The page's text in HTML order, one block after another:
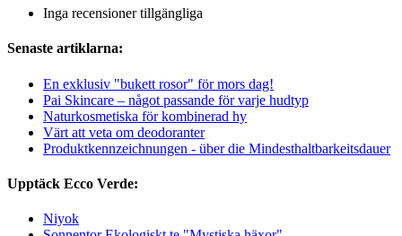
Inga recensioner tillgängliga
Senaste artiklarna:
En exklusiv "bukett rosor" för mors dag!
Pai Skincare – något passande för varje hudtyp
Naturkosmetiska för kombinerad hy
Värt att veta om deodoranter
Produktkennzeichnungen - über die Mindesthaltbarkeitsdauer
Upptäck Ecco Verde:
Niyok